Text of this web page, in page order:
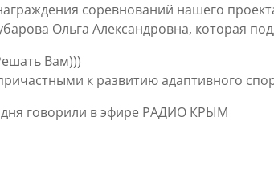
соревнований нашего
Ольга Александровна, которая
Вам)))
к развитию адаптивного
говорили в эфире РАДИО КРЫМ